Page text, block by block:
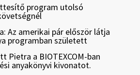
program utolsó
Az amerikai pár először látja
programban született
Pietra a BIOTEXCOM-ban
anyakönyvi kivonatot.